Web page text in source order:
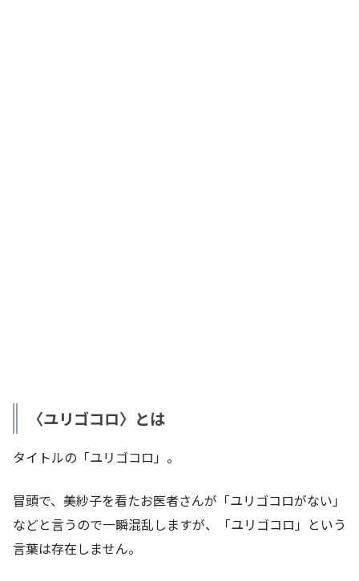
〈ユリゴコロ〉とは
タイトルの「ユリゴコロ」。
冒頭で、美紗子を看たお医者さんが「ユリゴコロがない」
などと言うので一瞬混乱しますが、「ユリゴコロ」という
言葉は存在しません。